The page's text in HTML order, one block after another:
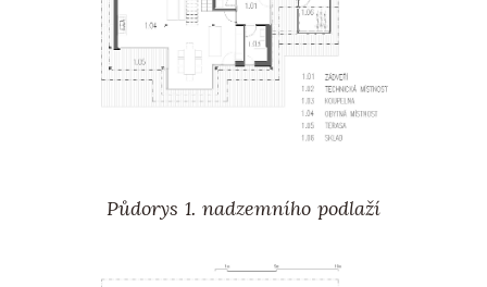
Půdorys 1. nadzemního podlaží